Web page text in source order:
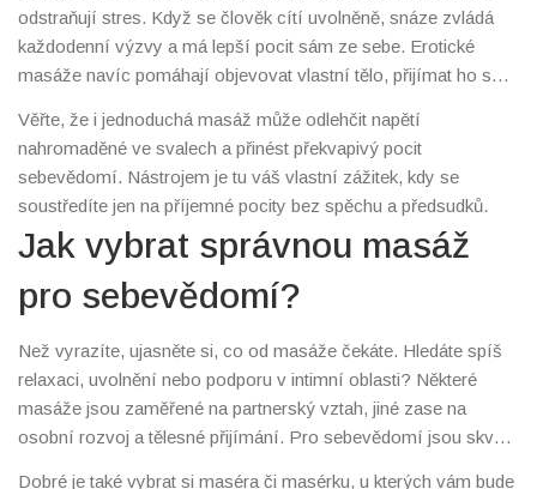
odstraňují stres. Když se člověk cítí uvolněně, snáze zvládá
každodenní výzvy a má lepší pocit sám ze sebe. Erotické
masáže navíc pomáhají objevovat vlastní tělo, přijímat ho s
zdravé sebevědomí.
Věřte, že i jednoduchá masáž může odlehčit napětí
nahromaděné ve svalech a přinést překvapivý pocit
sebevědomí. Nástrojem je tu váš vlastní zážitek, kdy se
soustředíte jen na příjemné pocity bez spěchu a předsudků.
Jak vybrat správnou masáž
pro sebevědomí?
Než vyrazíte, ujasněte si, co od masáže čekáte. Hledáte spíš
relaxaci, uvolnění nebo podporu v intimní oblasti? Některé
masáže jsou zaměřené na partnerský vztah, jiné zase na
osobní rozvoj a tělesné přijímání. Pro sebevědomí jsou skvělé
Dobré je také vybrat si maséra či masérku, u kterých vám bude